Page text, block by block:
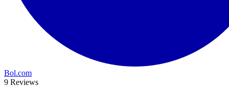
Bol.com
9 Reviews